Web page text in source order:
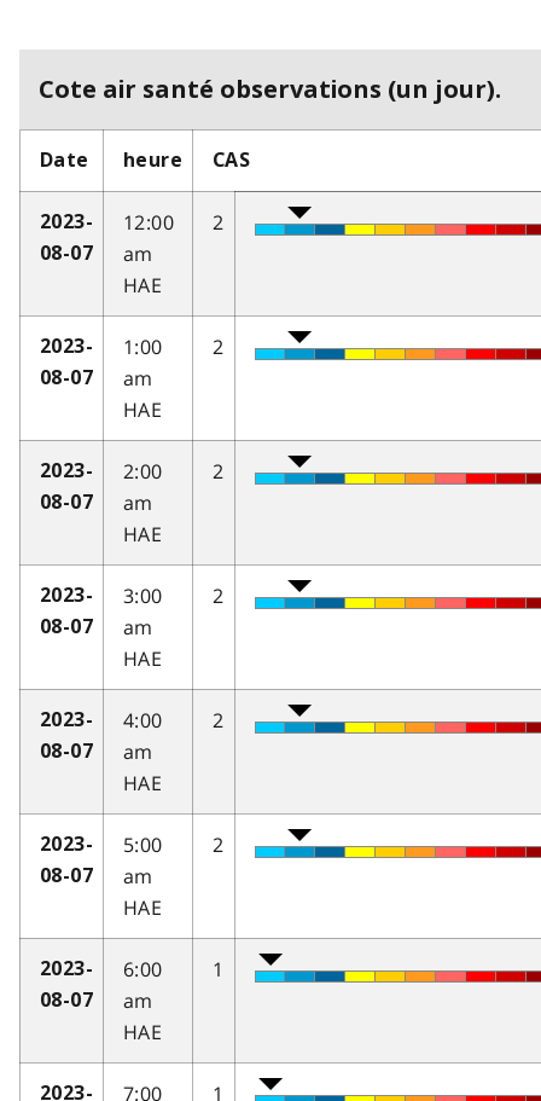
Cote air santé observations (un jour).
Date heure CAS
2023-
08-07
12:00
am
HAE
2
2023-
08-07
1:00
am
HAE
2
2023-
08-07
2:00
am
HAE
2
2023-
08-07
3:00
am
HAE
2
2023-
08-07
4:00
am
HAE
2
2023-
08-07
5:00
am
HAE
2
2023-
08-07
6:00
am
HAE
1
2023-
7:00
1